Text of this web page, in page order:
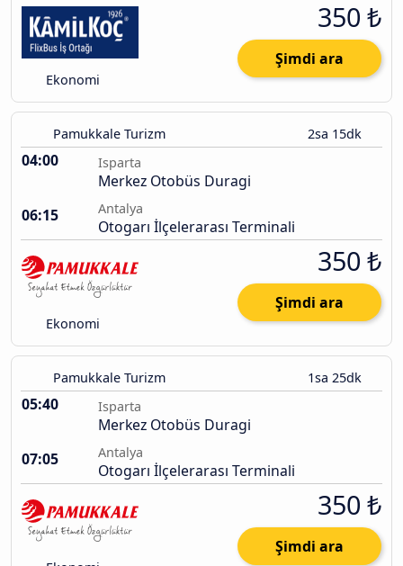
Ekonomi
350 ₺
Şimdi ara
Pamukkale Turizm 2sa 15dk
04:00 Isparta
Merkez Otobüs Duragi
06:15
Antalya
Otogarı İlçelerarası Terminali
Ekonomi
350 ₺
Şimdi ara
Pamukkale Turizm 1sa 25dk
05:40 Isparta
Merkez Otobüs Duragi
07:05
Antalya
Otogarı İlçelerarası Terminali
350 ₺
Şimdi ara